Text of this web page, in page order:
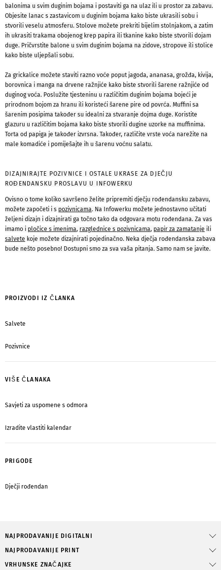
balonima u svim duginim bojama i postaviti ga na ulaz ili u prostor za zabavu.
Objesite lanac s zastavicom u duginim bojama kako biste ukrasili sobu i
stvorili veselu atmosferu. Stolove možete prekriti bijelim stolnjakom, a zatim
ih ukrasiti trakama obojenog krep papira ili tkanine kako biste stvorili dojam
duge. Pričvrstite balone u svim duginim bojama na zidove, stropove ili stolice
kako biste uljepšali sobu.
Za grickalice možete staviti razno voće poput jagoda, ananasa, grožđa, kivija,
borovnica i manga na drvene ražnjiće kako biste stvorili šarene ražnjiće od
duginog voća. Poslužite tjesteninu u različitim duginim bojama bojeći je
prirodnom bojom za hranu ili koristeći šarene pire od povrća. Muffini sa
šarenim posipima također su idealni za stvaranje dojma duge. Koristite
glazuru u različitim bojama kako biste stvorili dugine uzorke na muffinima.
Torta od papiga je također izvrsna. Također, različite vrste voća narežite na
male komadiće i pomiješajte ih u šarenu voćnu salatu.
DIZAJNIRAJTE POZIVNICE I OSTALE UKRASE ZA DJEČJU
ROĐENDANSKU PROSLAVU U INFOWERKU
Ovisno o tome koliko savršeno želite pripremiti dječju rođendansku zabavu,
možete započeti i s pozivnicama. Na Infowerku možete jednostavno učitati
željeni dizajn i dizajnirati ga točno tako da odgovara motu rođendana. Za vas
imamo i pločice s imenima, razglednice s pozivnicama, papir za zamatanje ili
salvete koje možete dizajnirati pojedinačno. Neka dječja rođendanska zabava
bude nešto posebno! Dostupni smo za sva vaša pitanja. Samo nam se javite.
PROIZVODI IZ ČLANKA
Salvete
Pozivnice
VIŠE ČLANAKA
Savjeti za uspomene s odmora
Izradite vlastiti kalendar
PRIGODE
Dječji rođendan
NAJPRODAVANIJE DIGITALNI
NAJPRODAVANIJE PRINT
VRHUNSKE ZNAČAJKE